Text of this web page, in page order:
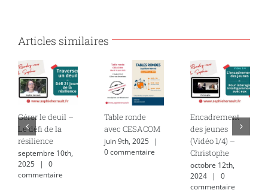
Articles similaires
Gérer le deuil –
Le défi de la
résilience
septembre 10th,
2025
|
0
commentaire
Table ronde
avec CESACOM
juin 9th, 2025
|
0 commentaire
Encadrement
des jeunes
(Vidéo 1/4) –
Christophe
octobre 12th,
2024
|
0
commentaire